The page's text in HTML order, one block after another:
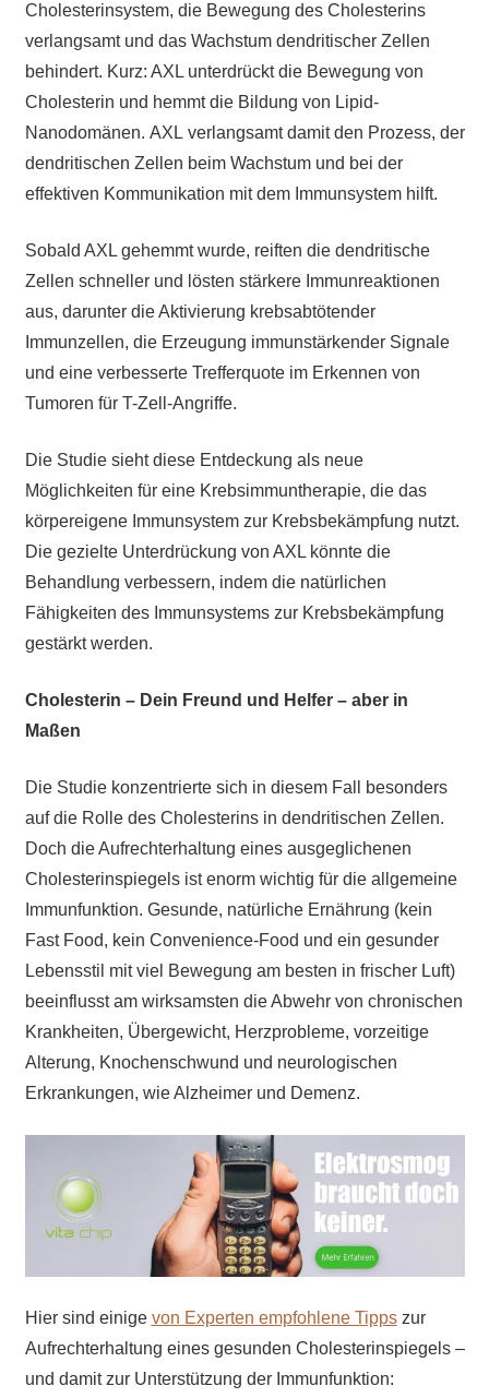
Cholesterinsystem, die Bewegung des Cholesterins
verlangsamt und das Wachstum dendritischer Zellen
behindert. Kurz: AXL unterdrückt die Bewegung von
Cholesterin und hemmt die Bildung von Lipid-
Nanodomänen. AXL verlangsamtdamit den Prozess, der
dendritischen Zellen beim Wachstum und bei der
effektiven Kommunikation mit dem Immunsystem hilft.
Sobald AXL gehemmt wurde, reiften die dendritische
Zellen schneller und lösten stärkere Immunreaktionen
aus, darunter die Aktivierung krebsabtötender
Immunzellen, die Erzeugung immunstärkender Signale
und eine verbesserte Trefferquote im Erkennen von
Tumoren für T-Zell-Angriffe.
Die Studie sieht diese Entdeckung als neue
Möglichkeiten für eine Krebsimmuntherapie, die das
körpereigene Immunsystem zur Krebsbekämpfung nutzt.
Die gezielte Unterdrückung von AXL könnte die
Behandlung verbessern, indem die natürlichen
Fähigkeiten des Immunsystems zur Krebsbekämpfung
gestärkt werden.
Cholesterin – Dein Freund und Helfer – aber in
Maßen
Die Studie konzentrierte sich in diesem Fall besonders
auf die Rolle des Cholesterins in dendritischen Zellen.
Doch die Aufrechterhaltung eines ausgeglichenen
Cholesterinspiegels ist enorm wichtig für die allgemeine
Immunfunktion. Gesunde, natürliche Ernährung (kein
Fast Food, kein Convenience-Food und ein gesunder
Lebensstil mit viel Bewegung am besten in frischer Luft)
beeinflusst am wirksamsten die Abwehr von chronischen
Krankheiten, Übergewicht, Herzprobleme, vorzeitige
Alterung, Knochenschwund und neurologischen
Erkrankungen, wie Alzheimer und Demenz.
Hier sind einige von Experten empfohlene Tippszur
Aufrechterhaltung eines gesunden Cholesterinspiegels –
und damit zur Unterstützung der Immunfunktion: